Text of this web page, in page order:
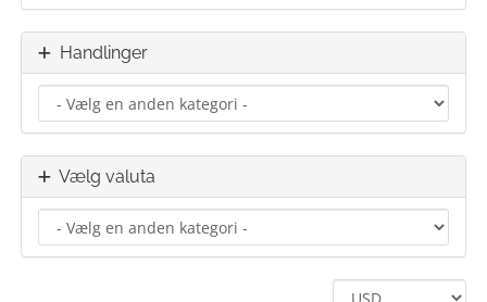
Handlinger
Vælg valuta